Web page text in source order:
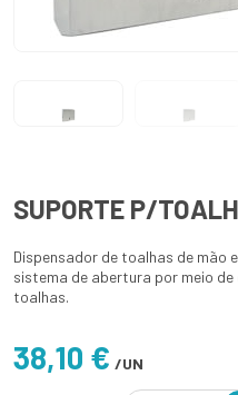
SUPORTE P/
Dispensador de toalhas de mão
sistema de abertura por meio
toalhas.
38,10 € /UN